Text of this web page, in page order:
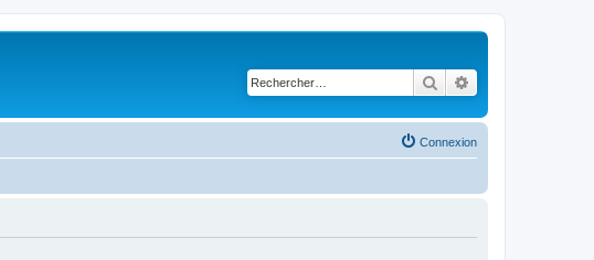
Rechercher
Connexion